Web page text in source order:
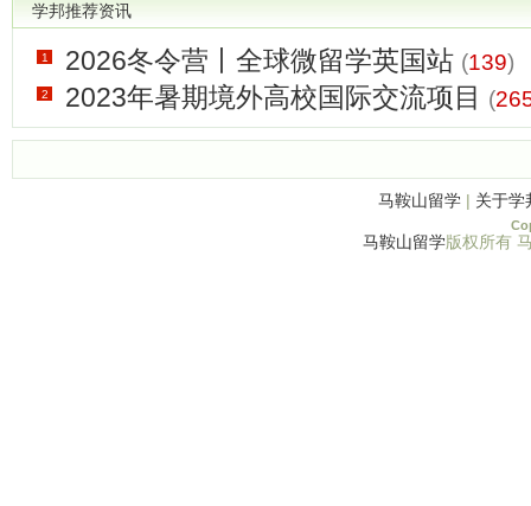
学邦推荐资讯
1 2026冬令营丨全球微留学英国站 (139)
2 2023年暑期境外高校国际交流项目 (
马鞍山留学 | 关于学
马鞍山留学版权所有